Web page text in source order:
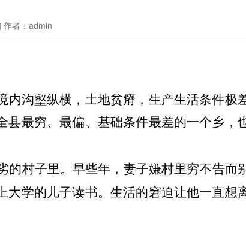
作者：admin
沟壑纵横，土地贫瘠，生产生活条件极
县最穷、最偏、基础条件最差的一个乡，
村子里。早些年，妻子嫌村里穷不告而
学的儿子读书。生活的窘迫让他一直想